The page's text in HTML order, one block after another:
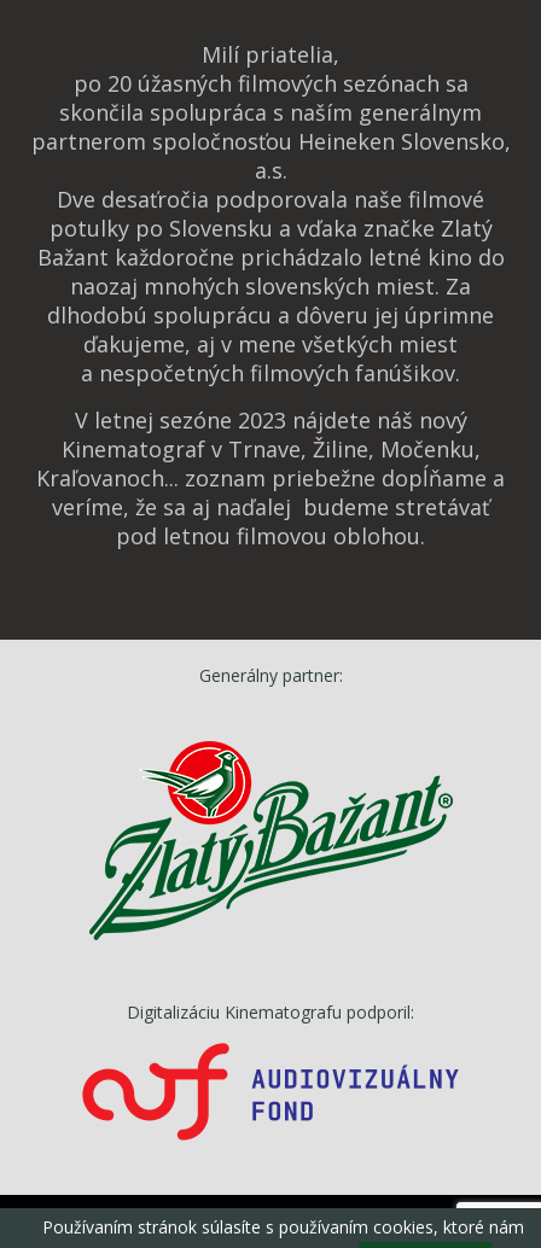
Používaním stránok súlasíte s používaním cookies, ktoré nám
Milí priatelia,
po 20 úžasných filmových sezónach sa
skončila spolupráca s naším generálnym
partnerom spoločnosťou Heineken Slovensko,
a.s.
Dve desaťročia podporovala naše filmové
potulky po Slovensku a vďaka značke Zlatý
Bažant každoročne prichádzalo letné kino do
naozaj mnohých slovenských miest. Za
dlhodobú spoluprácu a dôveru jej úprimne
ďakujeme, aj v mene všetkých miest
a nespočetných filmových fanúšikov.
V letnej sezóne 2023 nájdete náš nový
Kinematograf v Trnave, Žiline, Močenku,
Kraľovanoch... zoznam priebežne dopĺňame a
veríme, že sa aj naďalej budeme stretávať
pod letnou filmovou oblohou.
Generálny partner:
Digitalizáciu Kinematografu podporil:
©Kinematograf, s.r.o, Všetky práva vyhradené